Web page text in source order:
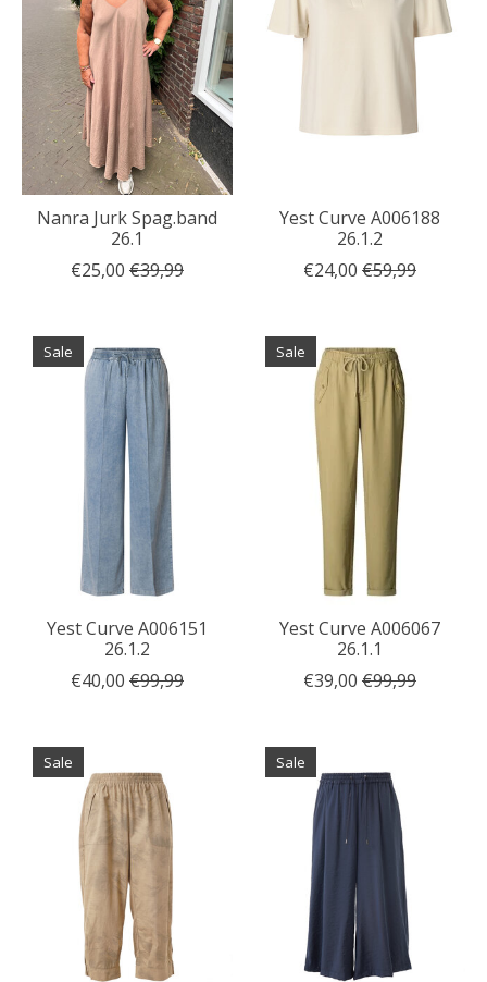
Nanra Jurk Spag.band
26.1
€25,00 €39,99
Yest Curve A006188
26.1.2
€24,00 €59,99
Sale
Yest Curve A006151
26.1.2
€40,00 €99,99
Sale
Yest Curve A006067
26.1.1
€39,00 €99,99
Sale Sale